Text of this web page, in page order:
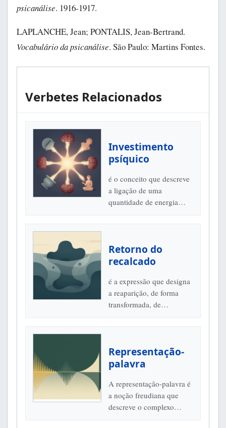
psicanálise. 1916-1917.
LAPLANCHE, Jean; PONTALIS, Jean-Bertrand.
Vocabulário da psicanálise. São Paulo: Martins Fontes.
Verbetes Relacionados
Investimento
psíquico
é o conceito que descreve
a ligação de uma
quantidade de energia
Retorno do
recalcado
é a expressão que designa
a reaparição, de forma
transformada, de
ajuda...
Representação-
palavra
A representação-palavra é
a noção freudiana que
descreve o complexo